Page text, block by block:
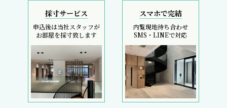
採寸サービス
申込後は当社スタッフが
お部屋を採寸致します
スマホで完結
内覧現地待ち合わせ
SMS・LINEで対応